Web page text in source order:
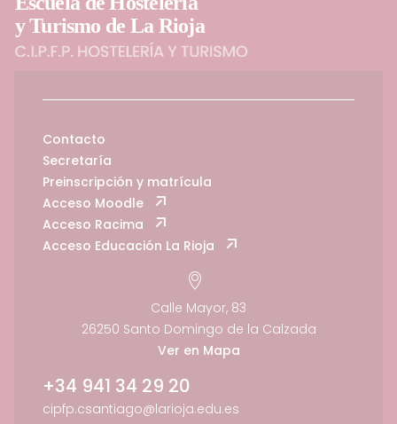
Contacto
Secretaría
Preinscripción y matrícula
Acceso Moodle
Acceso Racima
Acceso Educación La Rioja
Calle Mayor, 83
26250 Santo Domingo de la Calzada
Ver en Mapa
+34 941 34 29 20
cipfp.csantiago@larioja.edu.es